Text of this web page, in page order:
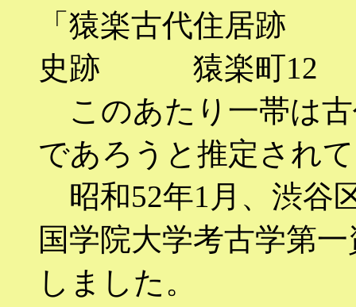
「猿楽古代
史跡 猿楽町12
このあたり一帯は
であろうと推定され
昭和52年1月、渋谷
国学院大学考古学第
しました。